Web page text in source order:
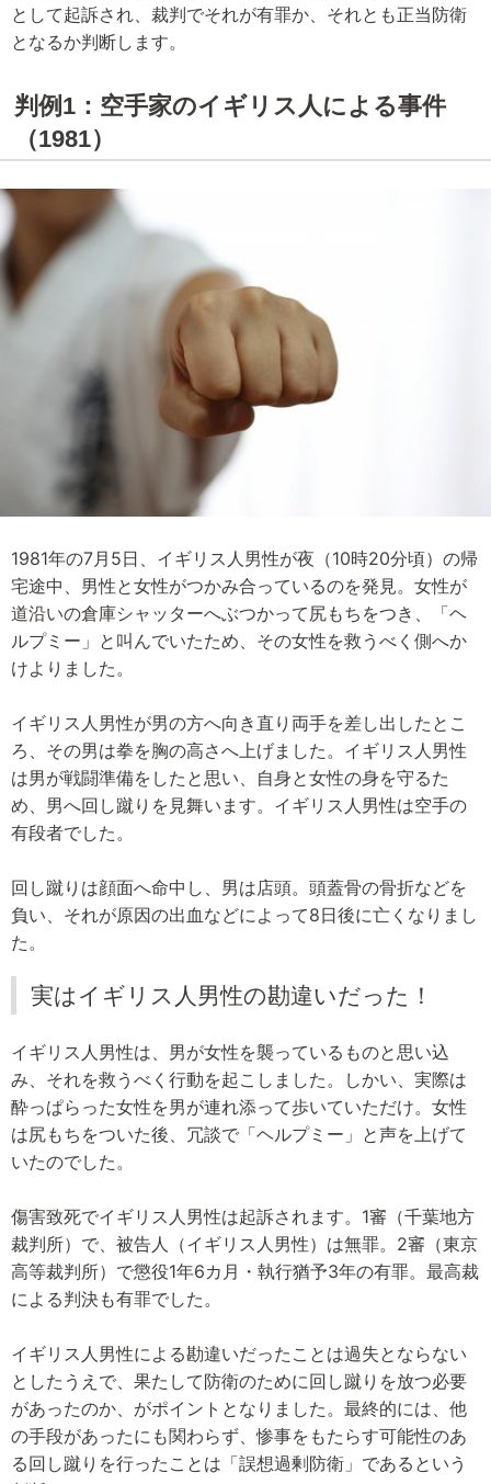
として起訴され、裁判でそれが有罪か、それとも正当防衛
となるか判断します。
判例1：空手家のイギリス人による事件
（1981）
1981年の7月5日、イギリス人男性が夜（10時20分頃）の帰
宅途中、男性と女性がつかみ合っているのを発見。女性が
道沿いの倉庫シャッターへぶつかって尻もちをつき、「ヘ
ルプミー」と叫んでいたため、その女性を救うべく側へか
けよりました。
イギリス人男性が男の方へ向き直り両手を差し出したとこ
ろ、その男は拳を胸の高さへ上げました。イギリス人男性
は男が戦闘準備をしたと思い、自身と女性の身を守るた
め、男へ回し蹴りを見舞います。イギリス人男性は空手の
有段者でした。
回し蹴りは顔面へ命中し、男は店頭。頭蓋骨の骨折などを
負い、それが原因の出血などによって8日後に亡くなりまし
た。
実はイギリス人男性の勘違いだった！
イギリス人男性は、男が女性を襲っているものと思い込
み、それを救うべく行動を起こしました。しかい、実際は
酔っぱらった女性を男が連れ添って歩いていただけ。女性
は尻もちをついた後、冗談で「ヘルプミー」と声を上げて
いたのでした。
傷害致死でイギリス人男性は起訴されます。1審（千葉地方
裁判所）で、被告人（イギリス人男性）は無罪。2審（東京
高等裁判所）で懲役1年6カ月・執行猶予3年の有罪。最高裁
による判決も有罪でした。
イギリス人男性による勘違いだったことは過失とならない
としたうえで、果たして防衛のために回し蹴りを放つ必要
があったのか、がポイントとなりました。最終的には、他
の手段があったにも関わらず、惨事をもたらす可能性のあ
る回し蹴りを行ったことは「誤想過剰防衛」であるという